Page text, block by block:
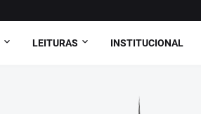
LEITURAS INSTITUCIONAL